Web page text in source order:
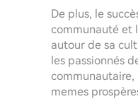
De plus, le
communauté et
autour de sa
les passionnés
communautaire,
memes